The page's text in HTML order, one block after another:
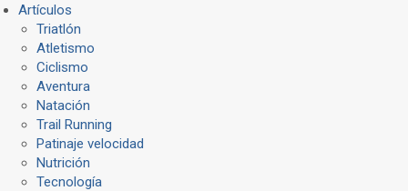
Artículos
Triatlón
Atletismo
Ciclismo
Aventura
Natación
Trail Running
Patinaje velocidad
Nutrición
Tecnología